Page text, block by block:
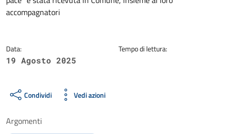
accompagnatori
Data:
19 Agosto 2025
Tempo di lettura:
Condividi Vedi azioni
Argomenti